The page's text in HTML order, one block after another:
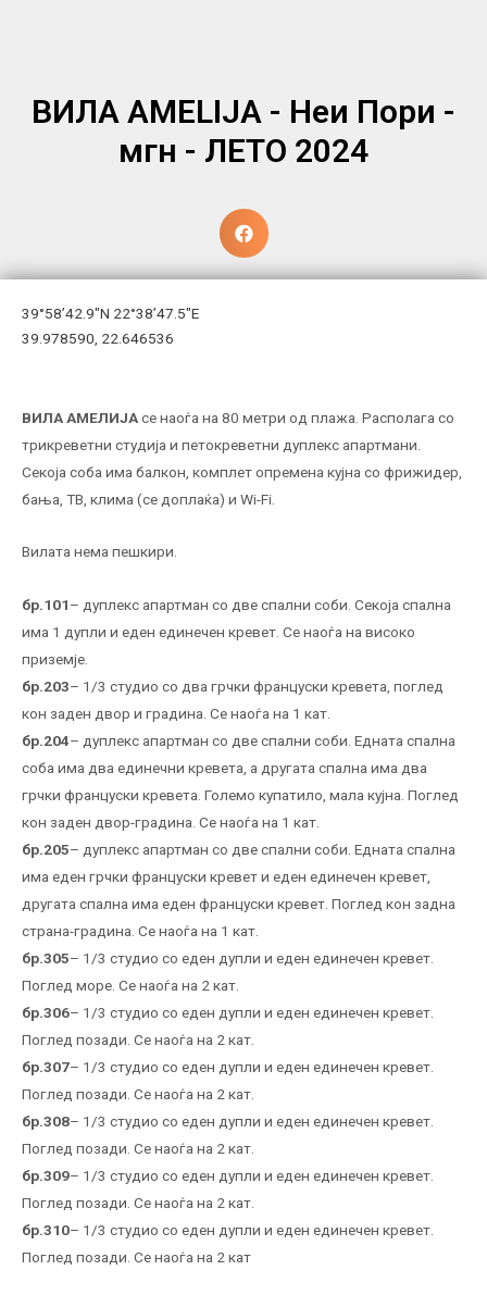
ВИЛА AMELIJA - Неи Пори -
мгн - ЛЕТО 2024
39°58’42.9″N 22°38’47.5″E
39.978590, 22.646536
ВИЛА АМЕЛИЈАсе наоѓа на 80 метри од плажа. Распoлага со
трикреветни студија и петокреветни дуплекс апартмани.
Секоја соба има балкон, комплет опремена кујна со фрижидер,
бања, ТВ, клима (се доплаќа) и Wi-Fi.
Вилата нема пешкири.
бр.101– дуплекс апартман со две спални соби. Секоја спална
има 1 дупли и еден единечен кревет. Се наоѓа на високо
приземје.
бр.203– 1/3 студио со два грчки француски кревета, поглед
кон заден двор и градина. Се наоѓа на 1 кат.
бр.204– дуплекс апартман со две спални соби. Едната спална
соба има два единечни кревета, а другата спална има два
грчки француски кревета. Големо купатило, мала кујна. Поглед
кон заден двор-градина. Се наоѓа на 1 кат.
бр.205– дуплекс апартман со две спални соби. Едната спална
има еден грчки француски кревет и еден единечен кревет,
другата спална има еден француски кревет. Поглед кон задна
страна-градина. Се наоѓа на 1 кат.
бр.305– 1/3 студио со еден дупли и еден единечен кревет.
Поглед море. Се наоѓа на 2 кат.
бр.306– 1/3 студио со еден дупли и еден единечен кревет.
Поглед позади. Се наоѓа на 2 кат.
бр.307– 1/3 студио со еден дупли и еден единечен кревет.
Поглед позади. Се наоѓа на 2 кат.
бр.308– 1/3 студио со еден дупли и еден единечен кревет.
Поглед позади. Се наоѓа на 2 кат.
бр.309– 1/3 студио со еден дупли и еден единечен кревет.
Поглед позади. Се наоѓа на 2 кат.
бр.310– 1/3 студио со еден дупли и еден единечен кревет.
Поглед позади. Се наоѓа на 2 кат